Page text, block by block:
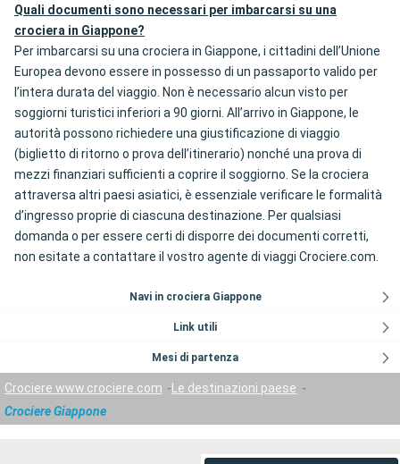
Quali documenti sono necessari per imbarcarsi su una
crociera in Giappone?
Per imbarcarsi su una crociera in Giappone, i cittadini dell’Unione
Europea devono essere in possesso di un passaporto valido per
l’intera durata del viaggio. Non è necessario alcun visto per
soggiorni turistici inferiori a 90 giorni. All’arrivo in Giappone, le
autorità possono richiedere una giustificazione di viaggio
(biglietto di ritorno o prova dell’itinerario) nonché una prova di
mezzi finanziari sufficienti a coprire il soggiorno. Se la crociera
attraversa altri paesi asiatici, è essenziale verificare le formalità
d’ingresso proprie di ciascuna destinazione. Per qualsiasi
domanda o per essere certi di disporre dei documenti corretti,
non esitate a contattare il vostro agente di viaggi Crociere.com.
Navi in crociera Giappone
Link utili
Mesi di partenza
Crociere www.crociere.com
Le destinazioni paese
Crociere Giappone